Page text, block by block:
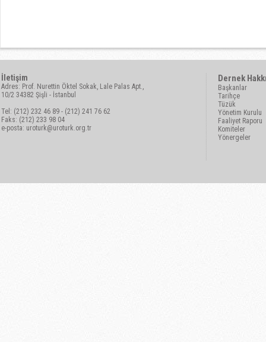
İletişim
Adres: Prof. Nurettin Öktel Sokak, Lale Palas Apt.,
10/2 34382 Şişli - İstanbul
Tel: (212) 232 46 89 - (212) 241 76 62
Faks: (212) 233 98 04
e-posta: uroturk@uroturk.org.tr
Dernek
Başkanlar
Tarihçe
Tüzük
Yönetim Kurulu
Faaliyet Raporu
Komiteler
Yönergeler